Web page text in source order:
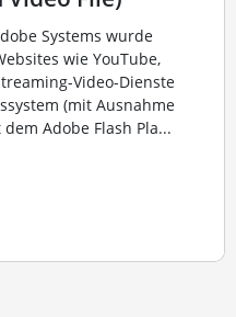
Systems wurde
wie YouTube,
Video-Dienste
(mit Ausnahme
Adobe Flash Pla...